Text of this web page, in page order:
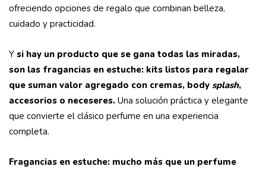
ofreciendo opciones de regalo que combinan belleza,
cuidado y practicidad.
Y si hay un producto que se gana todas las miradas,
son las fragancias en estuche: kits listos para regalar
que suman valor agregado con cremas, body splash,
accesorios o neceseres. Una solución práctica y elegante
que convierte el clásico perfume en una experiencia
completa.
Fragancias en estuche: mucho más que un perfume